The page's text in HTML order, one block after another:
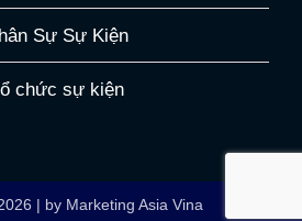
Sự Sự Kiện
chức sự kiện
| by Marketing Asia Vina